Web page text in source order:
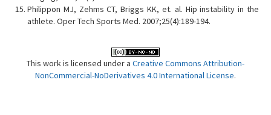
Philippon MJ, Zehms CT, Briggs KK, et. al. Hip instability in the
athlete. Oper Tech Sports Med. 2007;25(4):189-194.
This work is licensed under a Creative Commons Attribution-
NonCommercial-NoDerivatives 4.0 International License.